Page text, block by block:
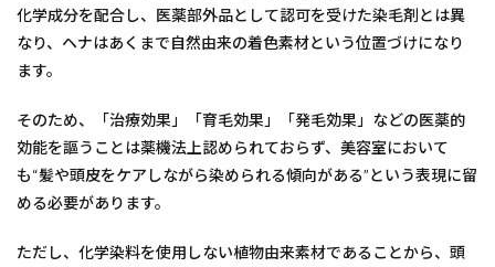
化学成分を配合し、医薬部外品として認可を受けた染毛剤とは異
なり、ヘナはあくまで自然由来の着色素材という位置づけになり
ます。
そのため、「治療効果」「育毛効果」「発毛効果」などの医薬的
効能を謳うことは薬機法上認められておらず、美容室において
も“髪や頭皮をケアしながら染められる傾向がある”という表現に留
める必要があります。
ただし、化学染料を使用しない植物由来素材であることから、頭